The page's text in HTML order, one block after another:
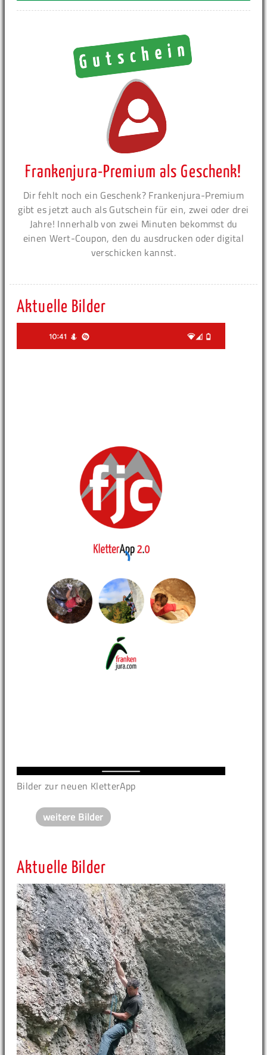
Frankenjura-Premium als Geschenk!
Dir fehlt noch ein Geschenk? Frankenjura-Premium
gibt es jetzt auch als Gutschein für ein, zwei oder drei
Jahre! Innerhalb von zwei Minuten bekommst du
einen Wert-Coupon, den du ausdrucken oder digital
verschicken kannst.
Aktuelle Bilder
Bilder zur neuen KletterApp
weitere Bilder
Aktuelle Bilder